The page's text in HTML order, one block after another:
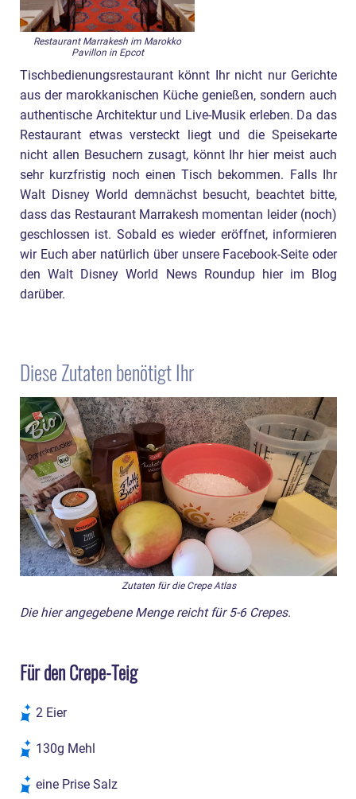
Restaurant Marrakesh im Marokko
Pavillon in Epcot
Tischbedienungsrestaurant könnt Ihr nicht nur Gerichte
aus der marokkanischen Küche genießen, sondern auch
authentische Architektur und Live-Musik erleben. Da das
Restaurant etwas versteckt liegt und die Speisekarte
nicht allen Besuchern zusagt, könnt Ihr hier meist auch
sehr kurzfristig noch einen Tisch bekommen. Falls Ihr
Walt Disney World demnächst besucht, beachtet bitte,
dass das Restaurant Marrakesh momentan leider (noch)
geschlossen ist. Sobald es wieder eröffnet, informieren
wir Euch aber natürlich über unsere Facebook-Seite oder
den Walt Disney World News Roundup hier im Blog
darüber.
Diese Zutaten benötigt Ihr
Zutaten für die Crepe Atlas
Die hier angegebene Menge reicht für 5-6 Crepes.
Für den Crepe-Teig
2 Eier
130g Mehl
eine Prise Salz